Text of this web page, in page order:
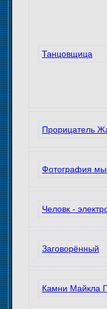
Танцовщица
Прорицатель
Фотография
Человк -
Заговорённый
Камни Майкла